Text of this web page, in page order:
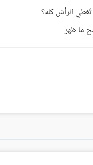
الرأسَ كله؟
ما ظهر.